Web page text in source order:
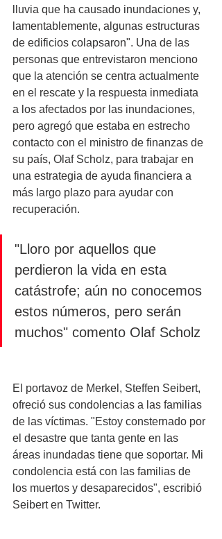
lluvia que ha causado inundaciones y,
lamentablemente, algunas estructuras
de edificios colapsaron". Una de las
personas que entrevistaron menciono
que la atención se centra actualmente
en el rescate y la respuesta inmediata
a los afectados por las inundaciones,
pero agregó que estaba en estrecho
contacto con el ministro de finanzas de
su país, Olaf Scholz, para trabajar en
una estrategia de ayuda financiera a
más largo plazo para ayudar con
recuperación.
"Lloro por aquellos que
perdieron la vida en esta
catástrofe; aún no conocemos
estos números, pero serán
muchos" comento Olaf Scholz
El portavoz de Merkel, Steffen Seibert,
ofreció sus condolencias a las familias
de las víctimas. "Estoy consternado por
el desastre que tanta gente en las
áreas inundadas tiene que soportar. Mi
condolencia está con las familias de
los muertos y desaparecidos", escribió
Seibert en Twitter.